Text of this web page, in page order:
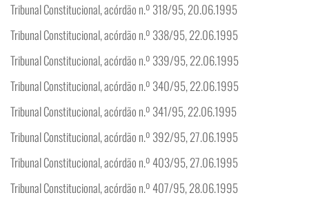
Tribunal Constitucional, acórdão n.º 318/95, 20.06.1995
Tribunal Constitucional, acórdão n.º 338/95, 22.06.1995
Tribunal Constitucional, acórdão n.º 339/95, 22.06.1995
Tribunal Constitucional, acórdão n.º 340/95, 22.06.1995
Tribunal Constitucional, acórdão n.º 341/95, 22.06.1995
Tribunal Constitucional, acórdão n.º 392/95, 27.06.1995
Tribunal Constitucional, acórdão n.º 403/95, 27.06.1995
Tribunal Constitucional, acórdão n.º 407/95, 28.06.1995